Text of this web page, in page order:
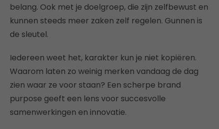
belang. Ook met je doelgroep, die zijn zelfbewust en
kunnen steeds meer zaken zelf regelen. Gunnen is
de sleutel.
Iedereen weet het, karakter kun je niet kopiëren.
Waarom laten zo weinig merken vandaag de dag
zien waar ze voor staan? Een scherpe brand
purpose geeft een lens voor succesvolle
samenwerkingen en innovatie.